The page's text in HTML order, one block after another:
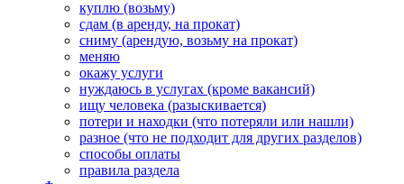
куплю (возьму)
сдам (в аренду, на прокат)
сниму (арендую, возьму на прокат)
меняю
окажу услуги
нуждаюсь в услугах (кроме вакансий)
ищу человека (разыскивается)
потери и находки (что потеряли или нашли)
разное (что не подходит для других разделов)
способы оплаты
правила раздела